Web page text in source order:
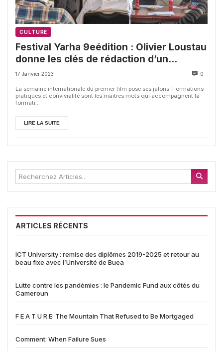
CULTURE
Festival Yarha 9eédition : Olivier Loustau
donne les clés de rédaction d’un
scénario passionnant
17 Janvier 2023 0
La semaine internationale du premier film pose ses jalons. Formations
pratiques et convivialité sont les maitres mots qui accompagnent la
formati...
LIRE LA SUITE
ARTICLES RÉCENTS
ICT University : remise des diplômes 2019-2025 et retour au
beau fixe avec l’Université de Buea
Lutte contre les pandémies : le Pandemic Fund aux côtés du
Cameroun
F E A T U R E: The Mountain That Refused to Be Mortgaged
Comment: When Failure Sues